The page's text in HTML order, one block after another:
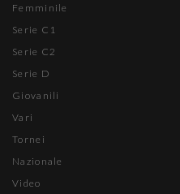
Femminile
Serie C1
Serie C2
Serie D
Giovanili
Vari
Tornei
Nazionale
Video